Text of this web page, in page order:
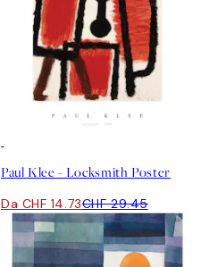
Paul Klee - Locksmith Poster
Da CHF 14.73CHF 29.45